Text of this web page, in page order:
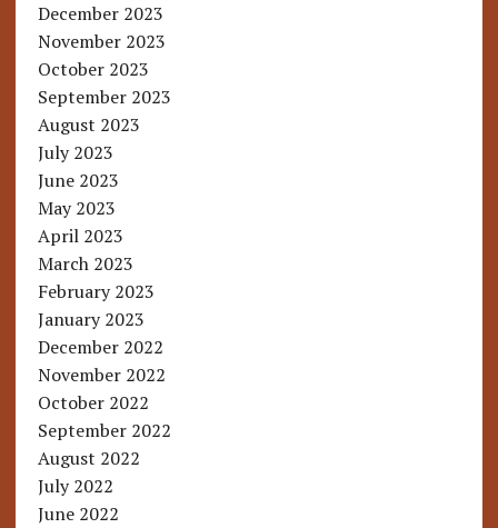
December 2023
November 2023
October 2023
September 2023
August 2023
July 2023
June 2023
May 2023
April 2023
March 2023
February 2023
January 2023
December 2022
November 2022
October 2022
September 2022
August 2022
July 2022
June 2022